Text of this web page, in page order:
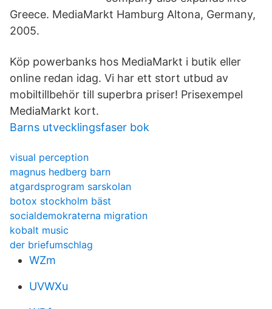
Greece. MediaMarkt Hamburg Altona, Germany,
2005.
Köp powerbanks hos MediaMarkt i butik eller
online redan idag. Vi har ett stort utbud av
mobiltillbehör till superbra priser! Prisexempel
MediaMarkt kort.
Barns utvecklingsfaser bok
visual perception
magnus hedberg barn
atgardsprogram sarskolan
botox stockholm bäst
socialdemokraterna migration
kobalt music
der briefumschlag
WZm
UVWXu